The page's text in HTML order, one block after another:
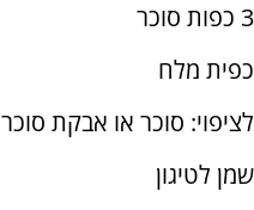
3 כפות סוכר
כפית מלח
לציפוי: סוכר או אבקת סוכר
שמן לטיגון